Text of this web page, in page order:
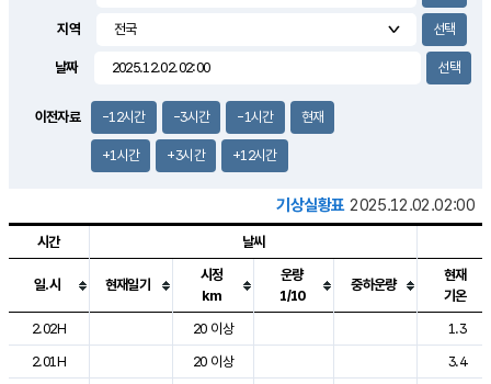
3.8m/s
지역
날짜
이전자료 -12시간 -3시간 -1시간 현재
+1시간 +3시간 +12시간
기상실황표 2025.12.02.02:00
도시별 기상실황표로 지점, 날씨, 기온, 강수, 바람, 기압등을 안내한 표입
시간 날씨
일.시 현재일기
시정
km
운량
1/10
중하운량
현재
기온
2.02H
20 이상
1.3
2.01H
20 이상
3.4